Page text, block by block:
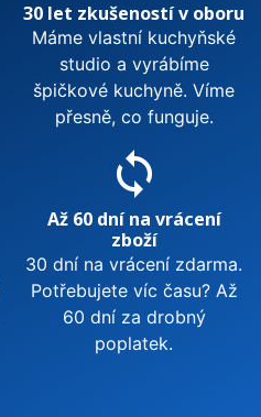
30 let zkušeností v oboru
Máme vlastní kuchyňské
studio a vyrábíme
špičkové kuchyně. Víme
přesně, co funguje.
sync
Až 60 dní na vrácení
zboží
30 dní na vrácení zdarma.
Potřebujete víc času? Až
60 dní za drobný
poplatek.